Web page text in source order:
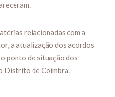
relacionadas com a
a atualização dos acordos
ponto de situação dos
Distrito de Coimbra.